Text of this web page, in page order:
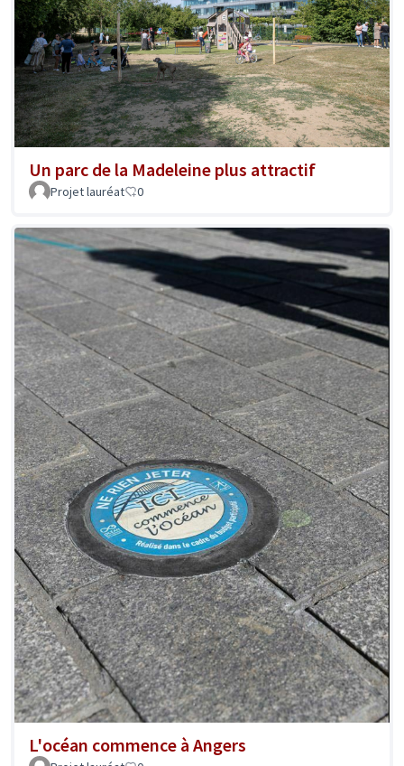
Un parc de la Madeleine plus attractif
Projet lauréat 0
L'océan commence à Angers